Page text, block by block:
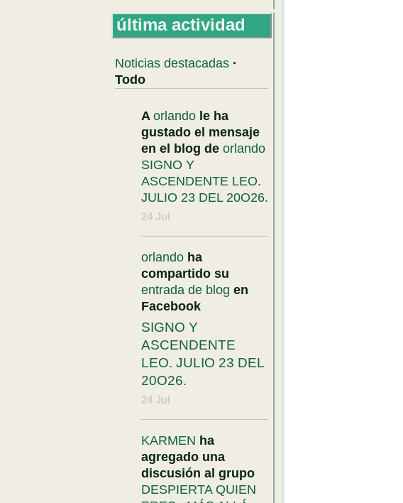
última actividad
Noticias destacadas ·
Todo
A orlando le ha
gustado el mensaje
en el blog de orlando
SIGNO Y
ASCENDENTE LEO.
JULIO 23 DEL 20O26.
24 Jul
orlando ha
compartido su
entrada de blog en
Facebook
SIGNO Y
ASCENDENTE
LEO. JULIO 23 DEL
20O26.
24 Jul
KARMEN ha
agregado una
discusión al grupo
DESPIERTA QUIEN